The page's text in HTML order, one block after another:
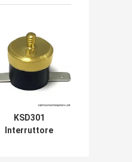
KSD301
Interruttore